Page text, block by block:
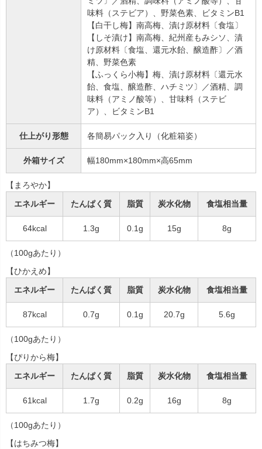
味料（ステビア）、野菜色素、ビタミンB1
【白干し梅】南高梅、漬け原材料〔食塩〕
【しそ漬け】南高梅、紀州産もみシソ、漬
け原材料〔食塩、還元水飴、醸造酢〕／酒
精、野菜色素
【ふっくら小梅】梅、漬け原材料〔還元水
飴、食塩、醸造酢、ハチミツ〕／酒精、調
味料（アミノ酸等）、甘味料（ステビ
ア）、ビタミンB1
仕上がり形態 各簡易パック入り（化粧箱姿）
外箱サイズ 幅180mm×180mm×高65mm
【まろやか】
エネルギー
たんぱく質 脂質 炭水化物 食塩相当量
64kcal 1.3g 0.1g 15g 8g
（100gあたり）
【ひかえめ】
エネルギー
たんぱく質 脂質 炭水化物 食塩相当量
87kcal 0.7g 0.1g 20.7g 5.6g
（100gあたり）
【ぴりから梅】
エネルギー
たんぱく質 脂質 炭水化物 食塩相当量
61kcal 1.7g 0.2g 16g 8g
（100gあたり）
【はちみつ梅】